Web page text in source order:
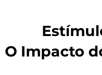
O Impacto